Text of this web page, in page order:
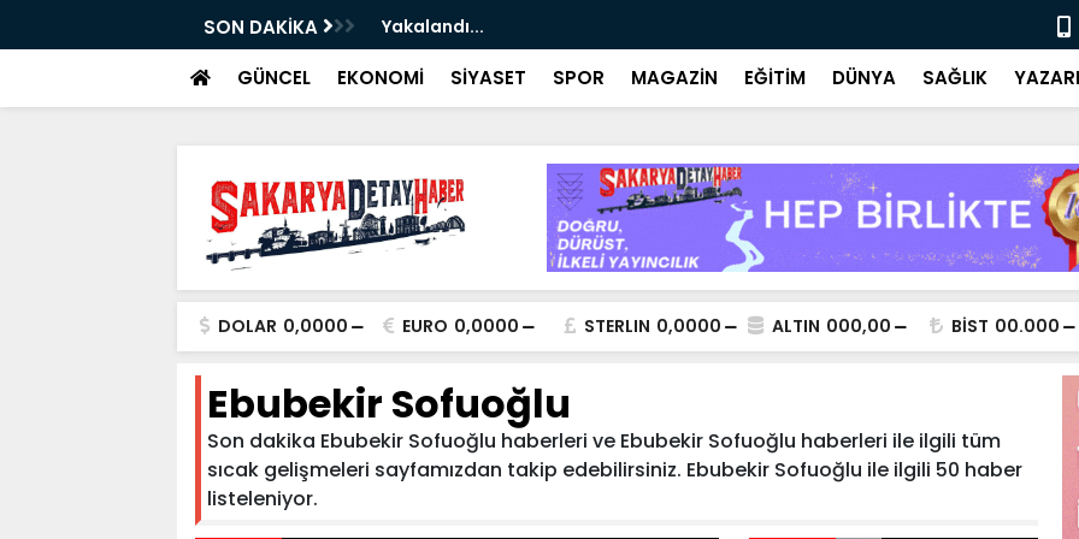
SON DAKİKA Yakalandı... Ulusal ve
GÜNCEL EKONOMİ SİYASET SPOR MAGAZİN EĞİTİM DÜNYA SAĞLIK
DOLAR 0,0000 EURO 0,0000 STERLIN 0,0000 ALTIN 000,00 BİST 00.000
Ebubekir Sofuoğlu
Son dakika Ebubekir Sofuoğlu haberleri ve Ebubekir Sofuoğlu haberleri ile ilgili tüm
sıcak gelişmeleri sayfamızdan takip edebilirsiniz. Ebubekir Sofuoğlu ile ilgili 50 haber
listeleniyor.